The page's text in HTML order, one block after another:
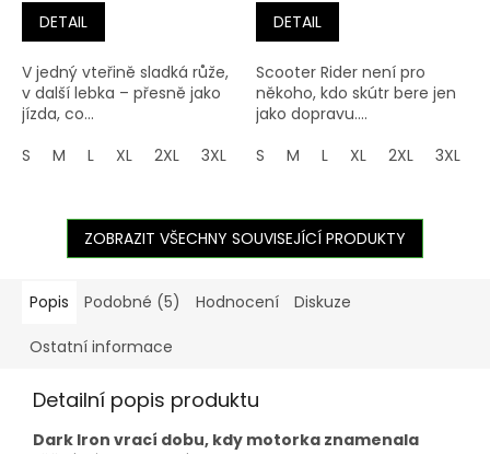
DETAIL
V jedný vteřině sladká růže,
v další lebka – přesně jako
jízda, co...
S
M L XL 2XL 3XL 4XL 5XL
DETAIL
Scooter Rider není pro
někoho, kdo skútr bere jen
jako dopravu....
S
M L XL 2XL 3XL
ZOBRAZIT VŠECHNY SOUVISEJÍCÍ PRODUKTY
Popis Podobné (5) Hodnocení Diskuze
Ostatní informace
Detailní popis produktu
Dark Iron vrací dobu, kdy motorka znamenala